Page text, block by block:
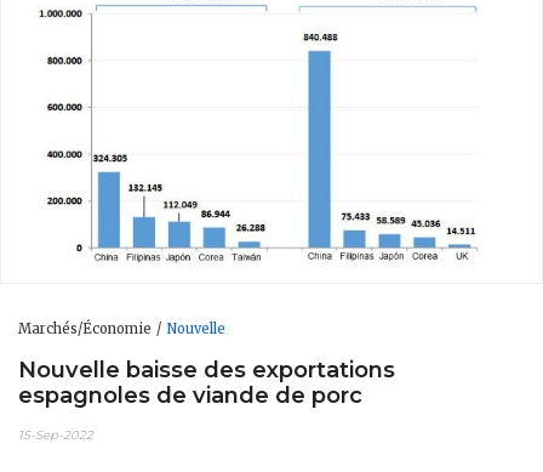
Marchés/Économie Nouvelle
Nouvelle baisse des exportations
espagnoles de viande de porc
15-Sep-2022